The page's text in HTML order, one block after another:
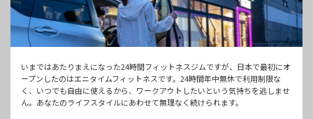
いまではあたりまえになった24時間フィットネスジムですが、日本で最初にオ
ープンしたのはエニタイムフィットネスです。24時間年中無休で利用制限な
く、いつでも自由に使えるから、ワークアウトしたいという気持ちを逃しませ
ん。あなたのライフスタイルにあわせて無理なく続けられます。